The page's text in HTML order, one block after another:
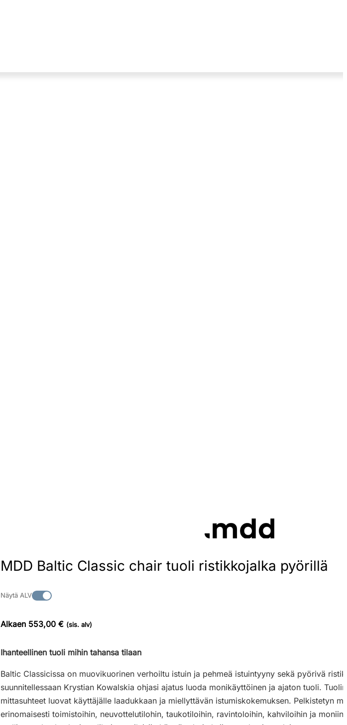
MDD Baltic Classic chair tuoli ristikkojalka pyörillä
Näytä ALV
Alkaen 553,00 € (sis. alv)
Ihanteellinen tuoli mihin tahansa tilaan
Baltic Classicissa on muovikuorinen verhoiltu istuin ja pehmeä istuintyyny sekä pyörivä
suunnitellessaan Krystian Kowalskia ohjasi ajatus luoda monikäyttöinen ja ajaton tuoli.
mittasuhteet luovat käyttäjälle laadukkaan ja miellyttävän istumiskokemuksen. Pelkistetyn
erinomaisesti toimistoihin, neuvottelutilohin, taukotiloihin, ravintoloihin, kahviloihin ja